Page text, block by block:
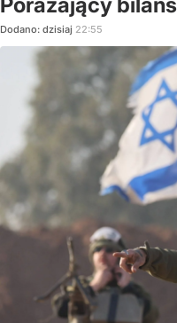
Porażający bilans
Dodano: dzisiaj 22:55